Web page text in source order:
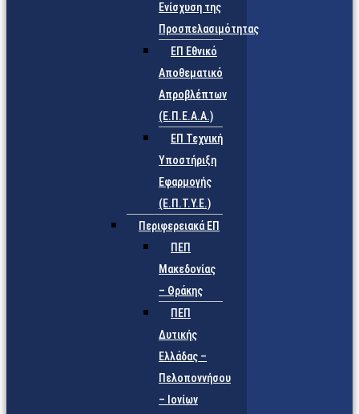
Ενίσχυση της
Προσπελασιμότητας
ΕΠ Εθνικό
Αποθεματικό
Απροβλέπτων
(Ε.Π.Ε.Α.Α.)
ΕΠ Τεχνική
Υποστήριξη
Εφαρμογής
(Ε.Π.Τ.Υ.Ε.)
Περιφερειακά ΕΠ
ΠΕΠ
Μακεδονίας
– Θράκης
ΠΕΠ
Δυτικής
Ελλάδας –
Πελοποννήσου
– Ιονίων